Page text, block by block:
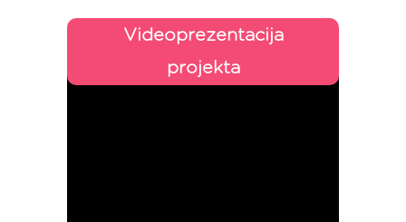
Videoprezentacija
projekta